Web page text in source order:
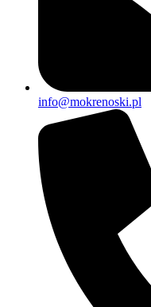
info@mokrenoski.pl